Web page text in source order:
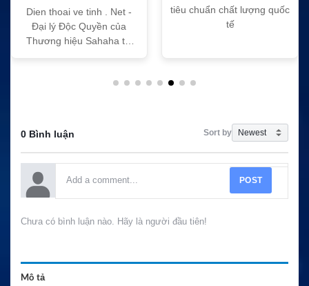
Dien thoai ve tinh . Net -
Đại lý Độc Quyền của
Thương hiệu Sahaha tại
tiêu chuẩn chất lượng quốc
tế
0 Bình luận Sort by
POST
Chưa có bình luận nào. Hãy là người đầu tiên!
Mô tả